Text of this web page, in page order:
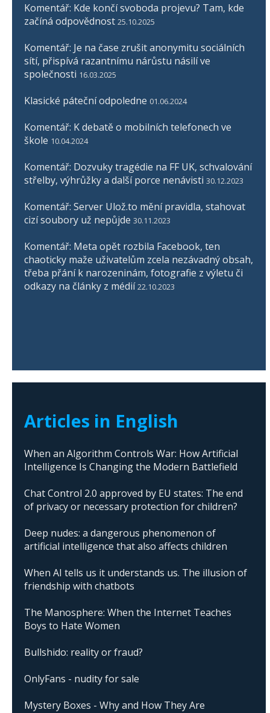
Komentář: Kde končí svoboda projevu? Tam, kde
začíná odpovědnost 25.10.2025
Komentář: Je na čase zrušit anonymitu sociálních
sítí, přispívá razantnímu nárůstu násilí ve
společnosti 16.03.2025
Klasické páteční odpoledne 01.06.2024
Komentář: K debatě o mobilních telefonech ve
škole 10.04.2024
Komentář: Dozvuky tragédie na FF UK, schvalování
střelby, výhrůžky a další porce nenávisti 30.12.2023
Komentář: Server Ulož.to mění pravidla, stahovat
cizí soubory už nepůjde 30.11.2023
Komentář: Meta opět rozbila Facebook, ten
chaoticky maže uživatelům zcela nezávadný obsah,
třeba přání k narozeninám, fotografie z výletu či
odkazy na články z médií 22.10.2023
Articles in English
When an Algorithm Controls War: How Artificial
Intelligence Is Changing the Modern Battlefield
Chat Control 2.0 approved by EU states: The end
of privacy or necessary protection for children?
Deep nudes: a dangerous phenomenon of
artificial intelligence that also affects children
When AI tells us it understands us. The illusion of
friendship with chatbots
The Manosphere: When the Internet Teaches
Boys to Hate Women
Bullshido: reality or fraud?
OnlyFans - nudity for sale
Mystery Boxes - Why and How They Are